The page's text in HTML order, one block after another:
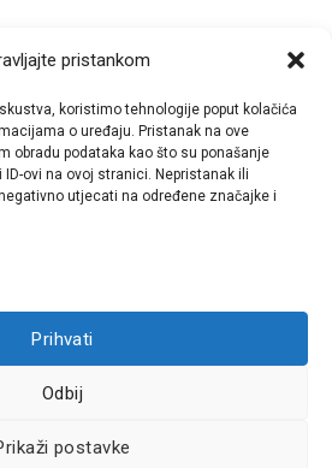
pristankom
koristimo tehnologije poput kolačića
o uređaju. Pristanak na ove
obradu podataka kao što su ponašanje
ovi na ovoj stranici. Nepristanak ili
utjecati na određene značajke i
Prihvati
Odbij
postavke
Call centar
+38513030300